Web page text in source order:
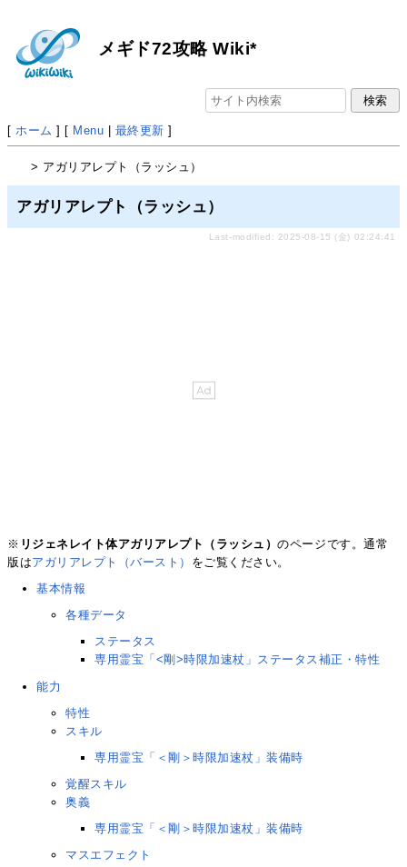
メギド72攻略 Wiki*
[ ホーム ] [ Menu | 最終更新 ]
> アガリアレプト（ラッシュ）
アガリアレプト（ラッシュ）
Last-modified: 2025-08-15 (金) 02:24:41
※ リジェネレイト体アガリアレプト（ラッシュ）のページです。通常
版はアガリアレプト（バースト） をご覧ください。
基本情報
各種データ
ステータス
専用霊宝「<剛>時限加速杖」ステータス補正・特性
能力
特性
スキル
専用霊宝「＜剛＞時限加速杖」装備時
覚醒スキル
奥義
専用霊宝「＜剛＞時限加速杖」装備時
マスエフェクト